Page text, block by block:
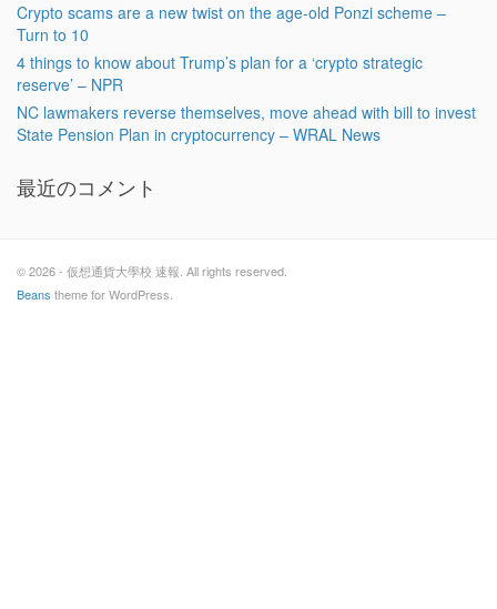
Crypto scams are a new twist on the age-old Ponzi scheme –
Turn to 10
4 things to know about Trump’s plan for a ‘crypto strategic
reserve’ – NPR
NC lawmakers reverse themselves, move ahead with bill to invest
State Pension Plan in cryptocurrency – WRAL News
最近のコメント
© 2026 - 仮想通貨大學校 速報. All rights reserved.
Beans theme for WordPress.